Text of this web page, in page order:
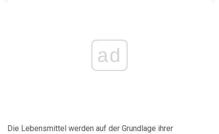
ad
Die Lebensmittel werden auf der Grundlage ihrer